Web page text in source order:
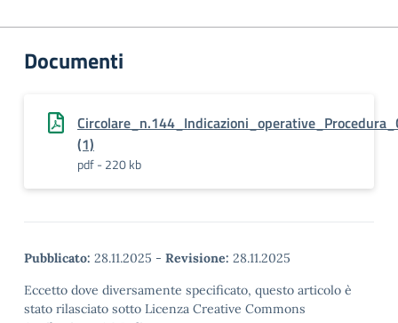
Documenti
(1)
pdf - 220 kb
Pubblicato: 28.11.2025 - Revisione: 28.11.2025
Eccetto dove diversamente specificato, questo articolo è
stato rilasciato sotto Licenza Creative Commons